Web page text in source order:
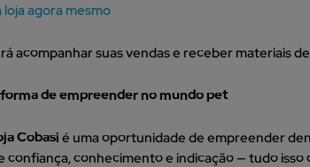
loja agora mesmo
acompanhar suas vendas e receber materiais
de empreender no mundo pet
Cobasié uma oportunidade de empreender
confiança, conhecimento e indicação — tudo isso